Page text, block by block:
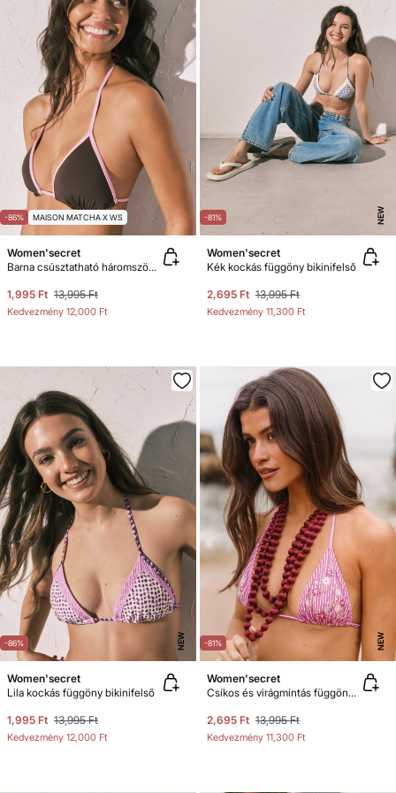
-86% MAISON MATCHA X WS
Women'secret
Barna csúsztatható háromszög bikinifelső
1,995 Ft 13,995 Ft
Kedvezmény 12,000 Ft
-81% NEW
Women'secret
Kék kockás függöny bikinifelső
2,695 Ft 13,995 Ft
Kedvezmény 11,300 Ft
-86% NEW
Women'secret
Lila kockás függöny bikinifelső
1,995 Ft 13,995 Ft
Kedvezmény 12,000 Ft
-81% NEW
Women'secret
Csíkos és virágmintás függöny bikinifelső
2,695 Ft 13,995 Ft
Kedvezmény 11,300 Ft